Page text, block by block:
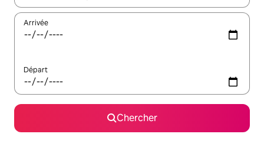
Arrivée
Départ
Chercher